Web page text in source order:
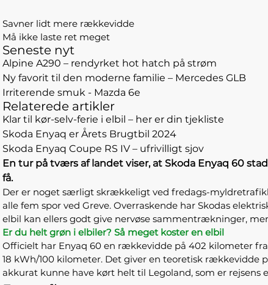
Savner lidt mere rækkevidde
Må ikke laste ret meget
Seneste nyt
Alpine A290 – rendyrket hot hatch på strøm
Ny favorit til den moderne familie – Mercedes GLB
Irriterende smuk - Mazda 6e
Relaterede artikler
Klar til kør-selv-ferie i elbil – her er din tjekliste
Skoda Enyaq er Årets Brugtbil 2024
Skoda Enyaq Coupe RS IV – ufrivilligt sjov
En tur på tværs af landet viser, at Skoda Enyaq 60
få.
Der er noget særligt skrækkeligt ved fredags-
alle fem spor ved Greve. Overraskende har Skodas
elbil kan ellers godt give nervøse sammentrækninger,
Er du helt grøn i elbiler? Så meget koster en elbil
Officielt har Enyaq 60 en rækkevidde på 402 kilometer
18 kWh/100 kilometer. Det giver en teoretisk rækkevidde
akkurat kunne have kørt helt til Legoland, som er